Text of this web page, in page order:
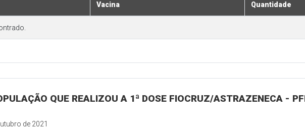
Vacina Quantidade
QUE REALIZOU A 1ª DOSE FIOCRUZ/ASTRAZENECA -
de 2021